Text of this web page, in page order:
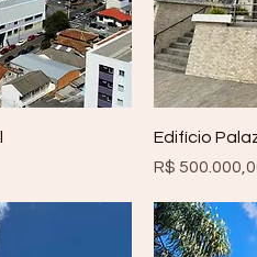
Edifício
Preço
R$